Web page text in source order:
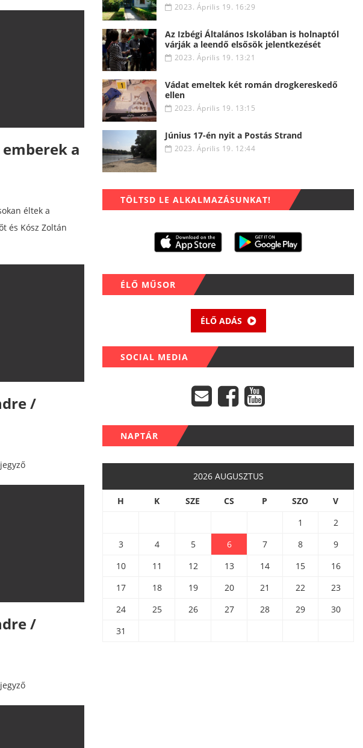
a
éltek a
és Kósz Zoltán
/
/
2023. Április 19. 16:29
Az Izbégi Általános Iskolában is holnaptól
várják a leendő elsősök jelentkezését
2023. Április 19. 13:21
Vádat emeltek két román drogkereskedő
ellen
2023. Április 19. 13:15
Június 17-én nyit a Postás Strand
2023. Április 19. 12:44
TÖLTSD LE ALKALMAZÁSUNKAT!
ÉLŐ MŰSOR
ÉLŐ ADÁS
SOCIAL MEDIA
NAPTÁR
2026 AUGUSZTUS
H K SZE CS P SZO
V
1
2
3
4 5 6 7 8
9
10
11 12 13 14 15
16
17
18 19 20 21 22
23
24
25 26 27 28 29
30
31